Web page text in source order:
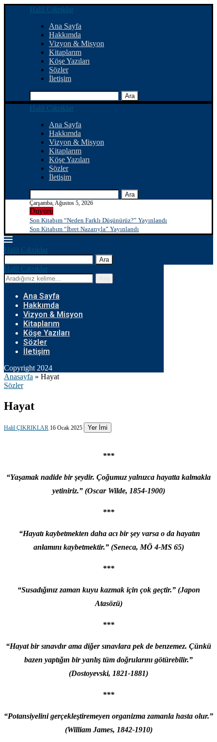
Halil Çıkrıklar
Ana Sayfa
Hakkımda
Vizyon & Misyon
Kitaplarım
Köşe Yazıları
Sözler
İletişim
Ara
Halil Çıkrıklar
Ana Sayfa
Hakkımda
Vizyon & Misyon
Kitaplarım
Köşe Yazıları
Sözler
İletişim
Ara
Çarşamba, Ağustos 5, 2026
Duyuru
Son Kitabım “Neden Farklı Düşünürüz?” Yayınlandı
Son Kitabım “İbret Nazarıyla” Yayınlandı
Halil Çıkrıklar
Ara
Halil Çıkrıklar
Ana Sayfa
Hakkımda
Vizyon & Misyon
Kitaplarım
Köşe Yazıları
Sözler
İletişim
Copyright 2024
Anasayfa » Hayat
Sözler
Hayat
Halil ÇIKRIKLAR 16 Ocak 2025 Yer İmi
***
“Yaşamak nadide bir şeydir. Çoğumuz yalnızca hayatta kalmakla
yetiniriz.” (Oscar Wilde, 1854-1900)
***
“Hayatı kaybetmekten daha acı bir şey varsa o da hayatın
anlamını kaybetmektir.” (Seneca, MÖ 4-MS 65)
***
“Susadığınız zaman kuyu kazmak için çok geçtir.” (Japon
Atasözü)
***
“Hayat bir sınavdır ama diğer sınavlara pek de benzemez. Çünkü
bazen yaptığın bir yanlış tüm doğrularını götürebilir.”
(Dostoyevski, 1821-1881)
***
“Potansiyelini gerçekleştiremeyen organizma zamanla hasta olur.”
(William James, 1842-1910)